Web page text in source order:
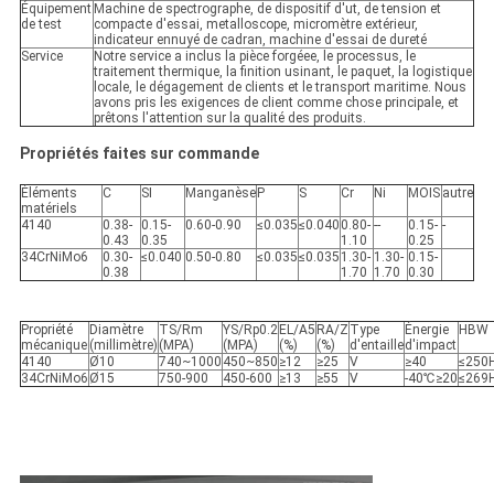
Équipement
de test
Machine de spectrographe, de dispositif d'ut, de tension et
compacte d'essai, metalloscope, micromètre extérieur,
indicateur ennuyé de cadran, machine d'essai de dureté
Service
Notre service a inclus la pièce forgéee, le processus, le
traitement thermique, la finition usinant, le paquet, la logistique
locale, le dégagement de clients et le transport maritime. Nous
avons pris les exigences de client comme chose principale, et
prêtons l'attention sur la qualité des produits.
Propriétés faites sur commande
Éléments
matériels
C SI Manganèse P S Cr Ni MOIS autre
4140
0.38-
0.43
0.15-
0.35
0.60-0.90 ≤0.035≤0.040 0.80-
1.10
--
0.15-
0.25
-
34CrNiMo6
0.30-
0.38
≤0.040 0.50-0.80 ≤0.035≤0.035 1.30-
1.70
1.30-
1.70
0.15-
0.30
Propriété
mécanique
Diamètre
(millimètre)
TS/Rm
(MPA)
YS/Rp0.2
(MPA)
EL/A5
(%)
RA/Z
(%)
Type
d'entaille
Énergie
d'impact
HBW
4140 Ø10 740~1000 450~850 ≥12 ≥25 V ≥40
34CrNiMo6 Ø15 750-900 450-600 ≥13 ≥55 V -40℃≥20